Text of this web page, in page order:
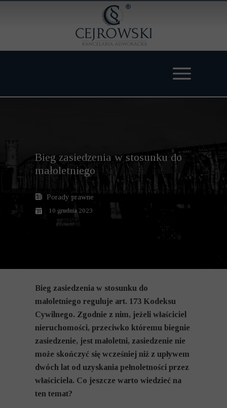
10 grudnia 2023
Porady prawne
Bieg zasiedzenia w stosunku do
małoletniego
Bieg zasiedzenia w stosunku do
małoletniego reguluje art. 173 Kodeksu
Cywilnego. Zgodnie z nim, jeżeli właściciel
nieruchomości, przeciwko któremu biegnie
zasiedzenie, jest małoletni, zasiedzenie nie
może skończyć się wcześniej niż z upływem
dwóch lat od uzyskania pełnoletności przez
właściciela. Co jeszcze warto wiedzieć na
ten temat?